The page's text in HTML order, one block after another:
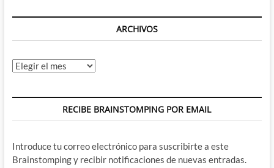
ARCHIVOS
Archivos
RECIBE BRAINSTOMPING POR EMAIL
Introduce tu correo electrónico para suscribirte a este
Brainstomping y recibir notificaciones de nuevas entradas.